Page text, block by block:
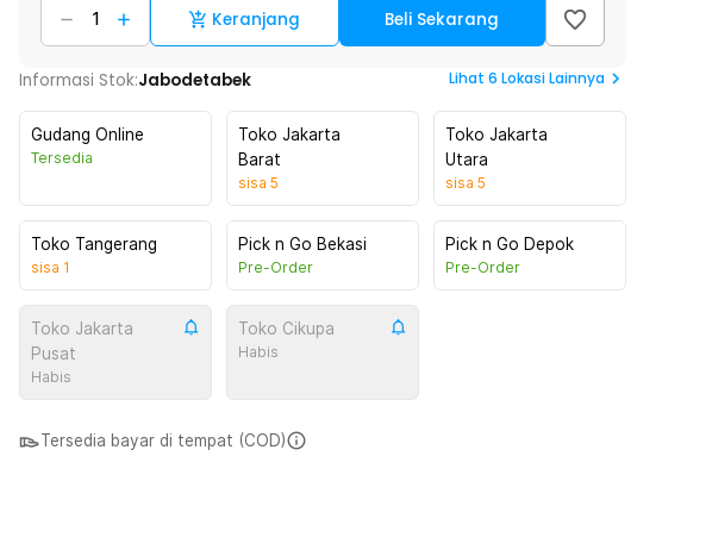
Keranjang Beli Sekarang
Informasi Stok:Jabodetabek Lihat 6 Lokasi Lainnya
Gudang Online
Tersedia
Toko Jakarta
Barat
sisa 5
Toko Jakarta
Utara
sisa 5
Toko Tangerang
sisa 1
Pick n Go Bekasi
Pre-Order
Pick n Go Depok
Pre-Order
Toko Jakarta
Pusat
Habis
Toko Cikupa
Habis
Tersedia bayar di tempat (COD)